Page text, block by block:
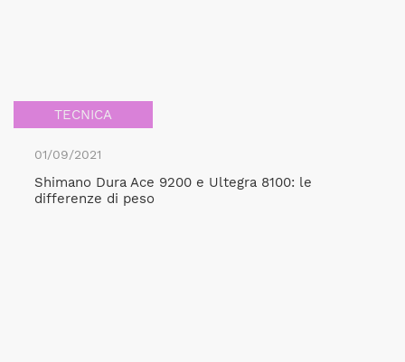
TECNICA
01/09/2021
Shimano Dura Ace 9200 e Ultegra 8100: le
differenze di peso